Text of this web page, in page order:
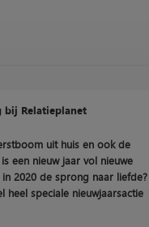
bij Relatieplanet
uit huis en ook de
een nieuw jaar vol nieuwe
2020 de sprong naar liefde?
heel speciale nieuwjaarsactie